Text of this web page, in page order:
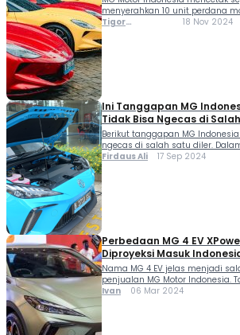
menyerahkan 10 unit perdana
kepada konsumen pertama di
Tigor
18 Nov 2024
Ini Tanggapan MG
Tidak Bisa Ngecas di
Berikut tanggapan MG
ngecas di salah satu diler.
salah satu petinggi MG
Firdaus Ali 17 Sep 2024
Perbedaan MG 4 EV
Diproyeksi Masuk
Nama MG 4 EV jelas menjadi
penjualan MG Motor Indonesia.
ada varian beringas model ini?
Ivan 06 Mar 2024